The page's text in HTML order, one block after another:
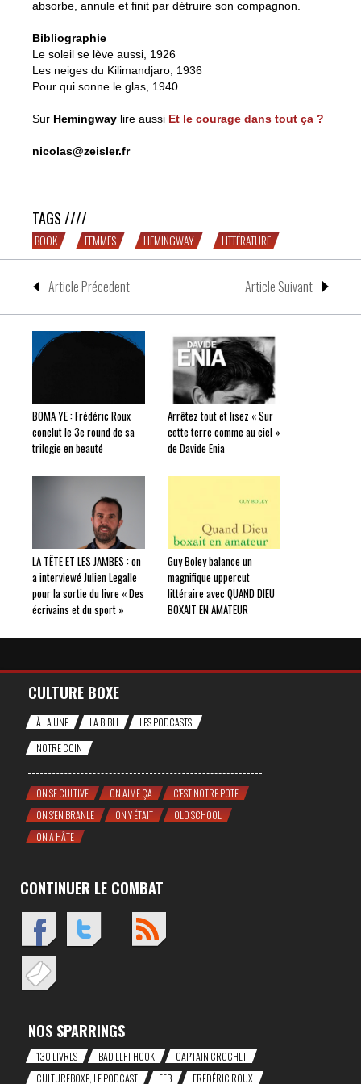
absorbe, annule et finit par détruire son compagnon.
Bibliographie
Le soleil se lève aussi, 1926
Les neiges du Kilimandjaro, 1936
Pour qui sonne le glas, 1940
Sur Hemingway lire aussi Et le courage dans tout ça ?
nicolas@zeisler.fr
TAGS ////
BOOK FEMMES HEMINGWAY LITTÉRATURE
Article Précedent Article Suivant
BOMA YE : Frédéric Roux
conclut le 3e round de sa
trilogie en beauté
Arrêtez tout et lisez « Sur
cette terre comme au ciel »
de Davide Enia
LA TÊTE ET LES JAMBES : on
a interviewé Julien Legalle
pour la sortie du livre « Des
écrivains et du sport »
Guy Boley balance un
magnifique uppercut
littéraire avec QUAND DIEU
BOXAIT EN AMATEUR
CULTURE BOXE
À LA UNE LA BIBLI
LES PODCASTS
NOTRE COIN
ON SE CULTIVE ON AIME ÇA
C'EST NOTRE POTE
ON S'EN BRANLE
ON Y ÉTAIT
OLD SCHOOL
ON A HÂTE
CONTINUER LE COMBAT
NOS SPARRINGS
130 LIVRES BAD LEFT HOOK
CAP'TAIN CROCHET
CULTUREBOXE, LE PODCAST
FFB FRÉDÉRIC ROUX